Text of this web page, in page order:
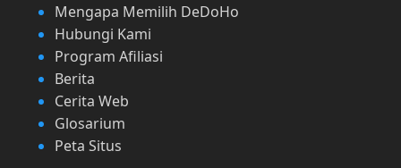
Mengapa Memilih DeDoHo
Hubungi Kami
Program Afiliasi
Berita
Cerita Web
Glosarium
Peta Situs